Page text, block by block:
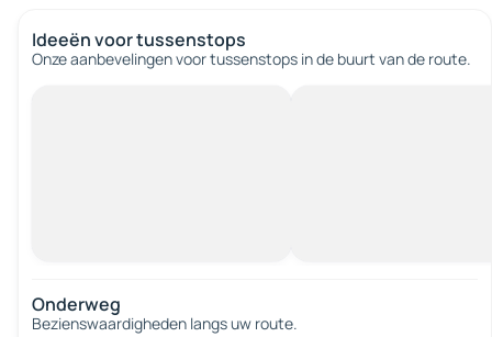
Ideeën voor tussenstops
Onze aanbevelingen voor tussenstops in de buurt van de route.
Onderweg
Bezienswaardigheden langs uw route.